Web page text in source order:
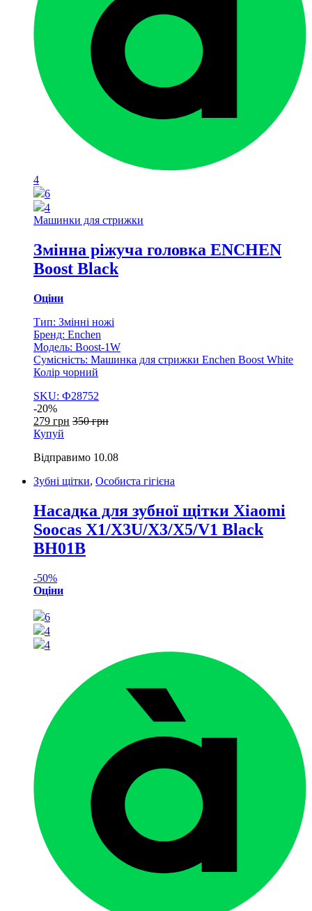
4
6
4
Машинки для стрижки
Змінна ріжуча головка ENCHEN
Boost Black
Оціни
Тип: Змінні ножі
Бренд: Enchen
Модель: Boost-1W
Сумісність: Машинка для стрижки Enchen Boost White
Колір чорний
SKU: Ф28752
-20%
279 грн 350грн
Купуй
Відправимо 10.08
Зубні щітки, Особиста гігієна
Насадка для зубної щітки Xiaomi
Soocas X1/X3U/X3/X5/V1 Black
BH01B
-50%
Оціни
6
4
4